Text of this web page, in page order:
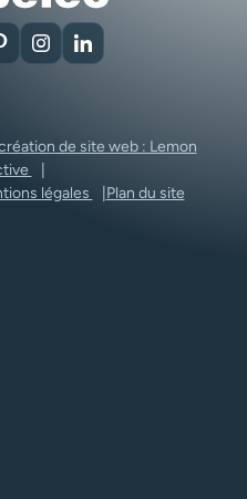
PinterestInstagramLinkedIn
de site web : Lemon
légales Plan du site